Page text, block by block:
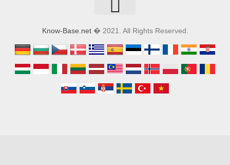
Know-Base.net� 2021. All Rights Reserved.